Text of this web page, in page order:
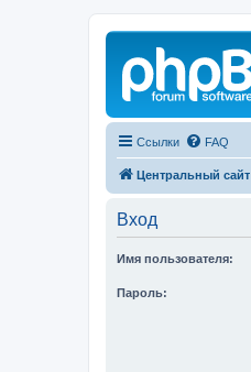
Ссылки FAQ
Центральный сайт
Вход
Имя пользователя:
Пароль: